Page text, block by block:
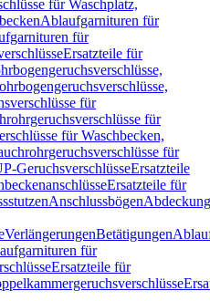
für Waschplatz,
Ablaufgarnituren für
für
Ersatzteile für
für
für
für Waschbecken,
für
GeruchsverschlüsseErsatzteile
Ersatzteile für
Anschlussbögen
VerlängerungenBetätigungen
für
Ersatzteile für